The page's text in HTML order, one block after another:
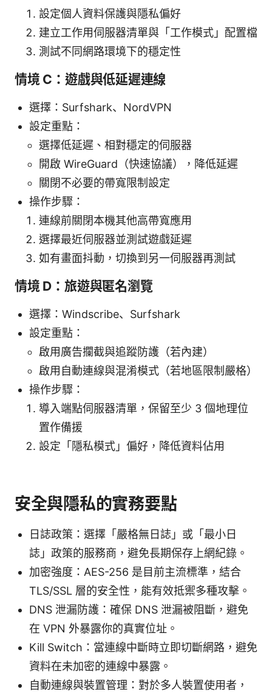
設定個人資料保護與隱私偏好
建立工作用伺服器清單與「工作模式」配置檔
測試不同網路環境下的穩定性
情境 C：遊戲與低延遲連線
選擇：Surfshark、NordVPN
設定重點：
選擇低延遲、相對穩定的伺服器
開啟 WireGuard（快速協議），降低延遲
關閉不必要的帶寬限制設定
操作步驟：
連線前關閉本機其他高帶寬應用
選擇最近伺服器並測試遊戲延遲
如有畫面抖動，切換到另一伺服器再測試
情境 D：旅遊與匿名瀏覽
選擇：Windscribe、Surfshark
設定重點：
啟用廣告攔截與追蹤防護（若內建）
啟用自動連線與混淆模式（若地區限制嚴格）
操作步驟：
導入端點伺服器清單，保留至少 3 個地理位
置作備援
設定「隱私模式」偏好，降低資料佔用
安全與隱私的實務要點
日誌政策：選擇「嚴格無日誌」或「最小日
誌」政策的服務商，避免長期保存上網紀錄。
加密強度：AES-256 是目前主流標準，結合
TLS/SSL 層的安全性，能有效抵禦多種攻擊。
DNS 泄漏防護：確保 DNS 泄漏被阻斷，避免
在 VPN 外暴露你的真實位址。
Kill Switch：當連線中斷時立即切斷網路，避免
資料在未加密的連線中暴露。
自動連線與裝置管理：對於多人裝置使用者，